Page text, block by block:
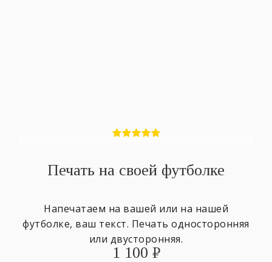
Печать на своей футболке
Напечатаем на вашей или на нашей
футболке, ваш текст. Печать односторонняя
или двусторонняя.
1 100 ₽